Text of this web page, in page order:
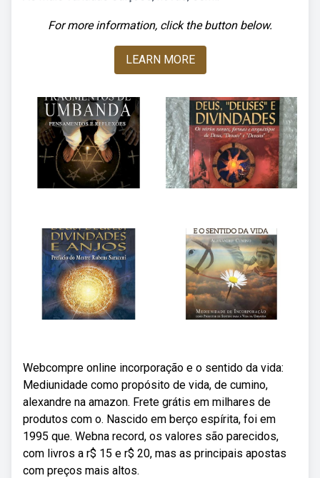
For more information, click the button below.
LEARN MORE
Webcompre online incorporação e o sentido da vida:
Mediunidade como propósito de vida, de cumino,
alexandre na amazon. Frete grátis em milhares de
produtos com o. Nascido em berço espírita, foi em
1995 que. Webna record, os valores são parecidos,
com livros a r$ 15 e r$ 20, mas as principais apostas
com preços mais altos.